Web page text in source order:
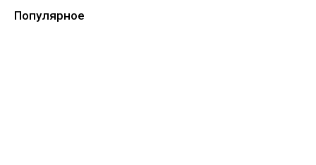
Популярное